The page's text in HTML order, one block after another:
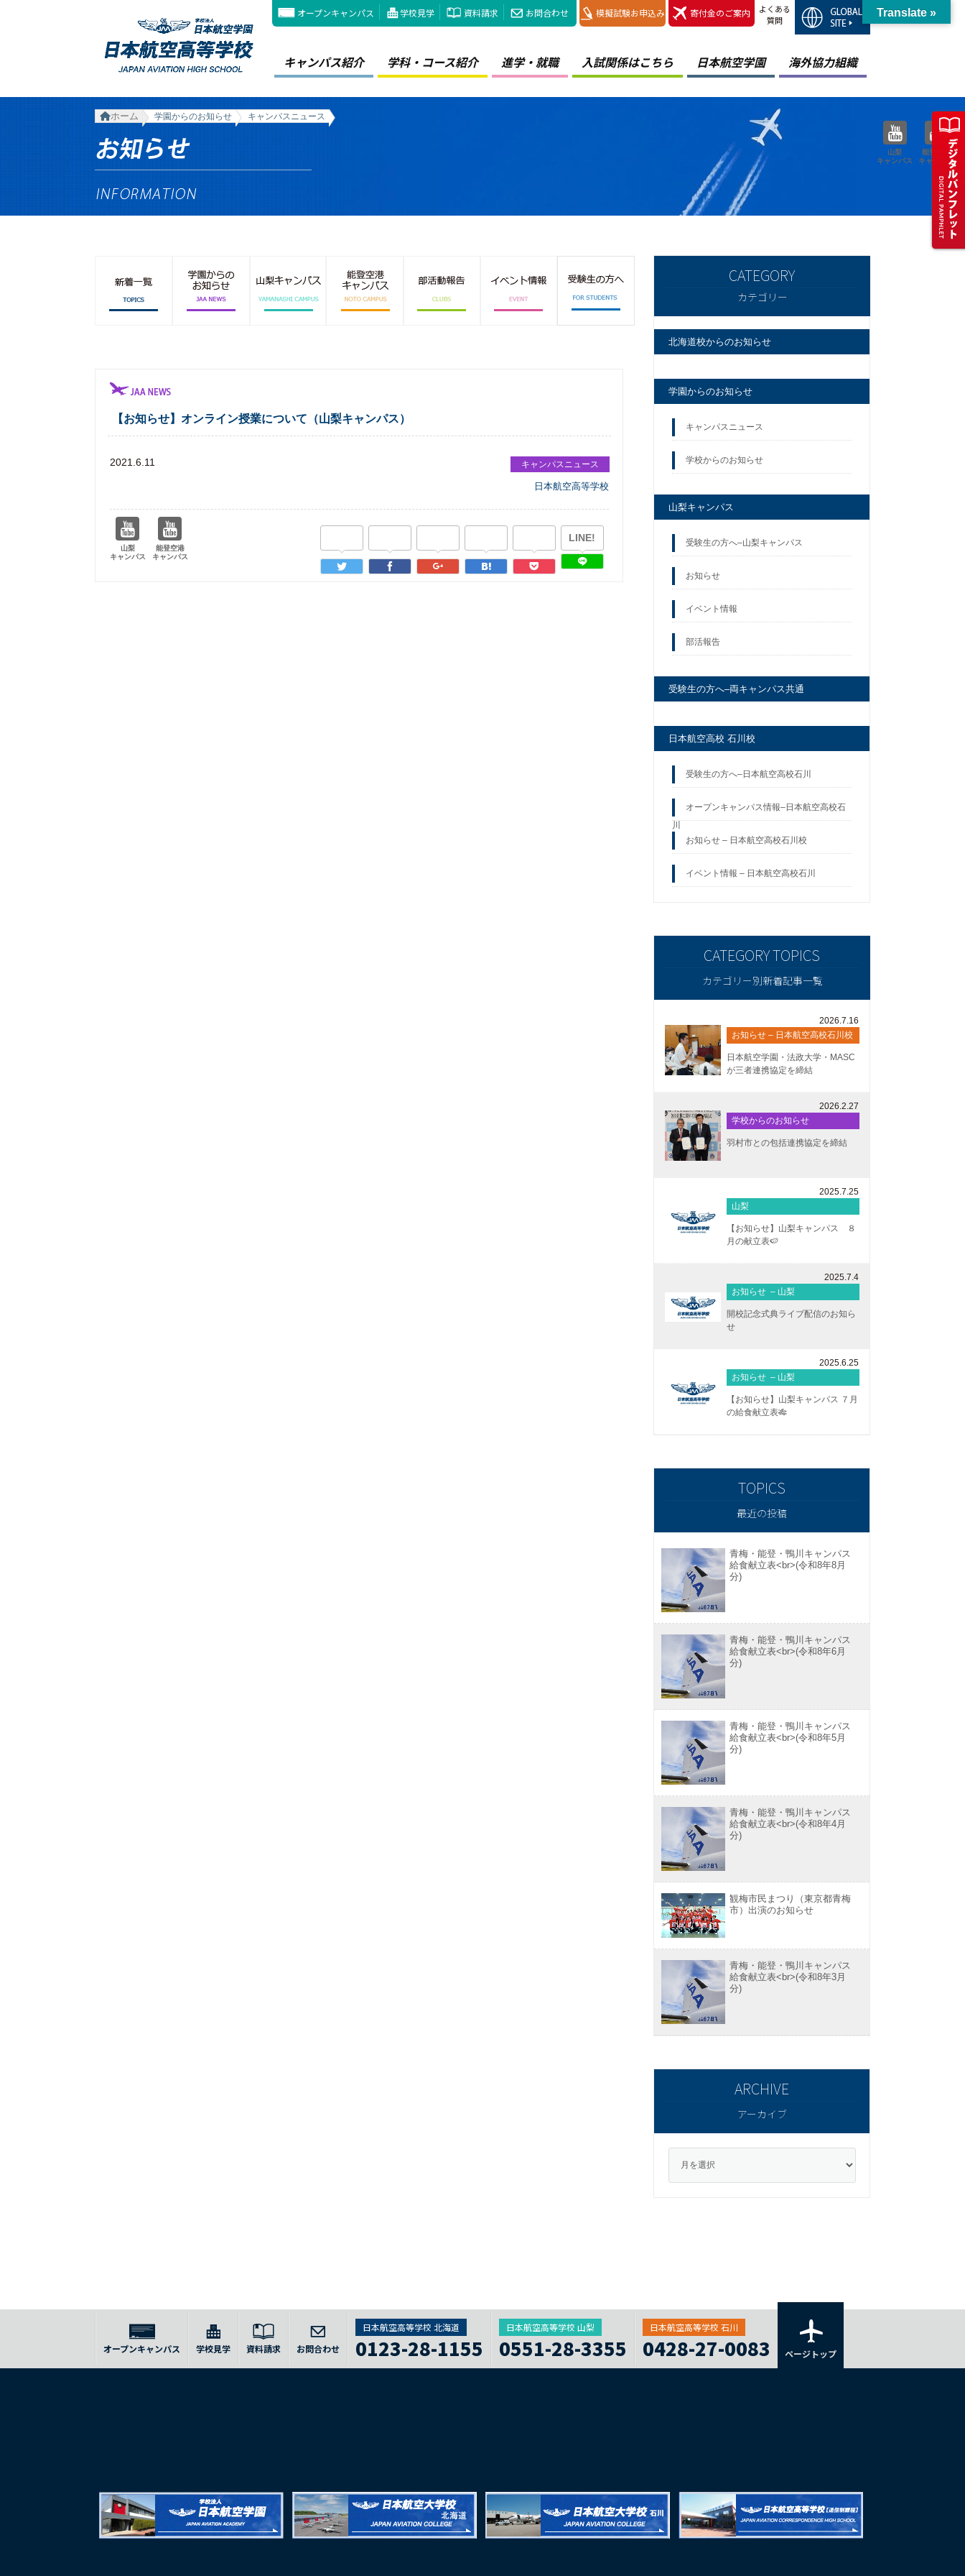
オープンキャンパス 学校見学 資料請求 お問合わせ 模擬試験お申込み 寄付金のご案内
よくある
質問
キャンパス紹介 学科・コース紹介 進学・就職 入試関係はこちら 日本航空学園 海外協力組織
山梨
キャンパス
能登空港
キャンパス
ホーム 学園からのお知らせ キャンパスニュース
【お知らせ】オンライン授業について（山梨キャンパス）
2021.6.11 キャンパスニュース
日本航空高等学校
LINE!
山梨
キャンパス
能登空港
キャンパス
カテゴリー
北海道校からのお知らせ
学園からのお知らせ
キャンパスニュース
学校からのお知らせ
山梨キャンパス
受験生の方へ–山梨キャンパス
お知らせ
イベント情報
部活報告
受験生の方へ–両キャンパス共通
日本航空高校 石川校
受験生の方へ–日本航空高校石川
オープンキャンパス情報–日本航空高校石
川
お知らせ – 日本航空高校石川校
イベント情報 – 日本航空高校石川
カテゴリー別新着記事一覧
2026.7.16
お知らせ – 日本航空高校石川校
日本航空学園・法政大学・MASC
が三者連携協定を締結
2026.2.27
学校からのお知らせ
羽村市との包括連携協定を締結
2025.7.25
山梨
【お知らせ】山梨キャンパス ８
月の献立表🍉
2025.7.4
お知らせ – 山梨
開校記念式典ライブ配信のお知ら
せ
2025.6.25
お知らせ – 山梨
【お知らせ】山梨キャンパス ７月
の給食献立表🎋
最近の投稿
青梅・能登・鴨川キャンパス
給食献立表<br>(令和8年8月
分)
青梅・能登・鴨川キャンパス
給食献立表<br>(令和8年6月
分)
青梅・能登・鴨川キャンパス
給食献立表<br>(令和8年5月
分)
青梅・能登・鴨川キャンパス
給食献立表<br>(令和8年4月
分)
観梅市民まつり（東京都青梅
市）出演のお知らせ
青梅・能登・鴨川キャンパス
給食献立表<br>(令和8年3月
分)
アーカイブ
オープンキャンパス 学校見学 資料請求 お問合わせ
日本航空高等学校 北海道
0123-28-1155
日本航空高等学校 山梨
0551-28-3355
日本航空高等学校 石川
0428-27-0083 ページトップ
Translate »